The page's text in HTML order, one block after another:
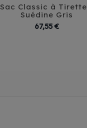
  
Sac Classic à
Suédine Gris
67,55 €Prix